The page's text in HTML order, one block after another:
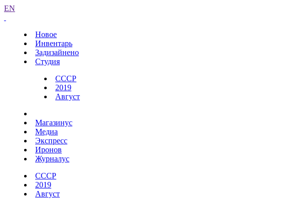
EN
Новое
Инвентарь
Задизайнено
Студия
СССР
2019
Август
Магазинус
Медиа
Экспресс
Иронов
Журналус
СССР
2019
Август